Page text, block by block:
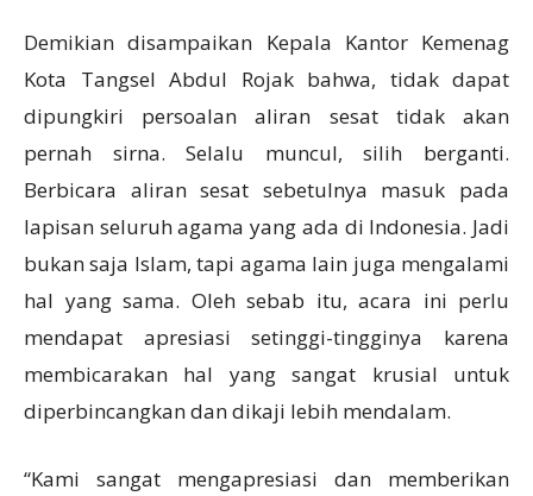
Demikian disampaikan Kepala Kantor Kemenag
Kota Tangsel Abdul Rojak bahwa, tidak dapat
dipungkiri persoalan aliran sesat tidak akan
pernah sirna. Selalu muncul, silih berganti.
Berbicara aliran sesat sebetulnya masuk pada
lapisan seluruh agama yang ada di Indonesia. Jadi
bukan saja Islam, tapi agama lain juga mengalami
hal yang sama. Oleh sebab itu, acara ini perlu
mendapat apresiasi setinggi-tingginya karena
membicarakan hal yang sangat krusial untuk
diperbincangkan dan dikaji lebih mendalam.
“Kami sangat mengapresiasi dan memberikan